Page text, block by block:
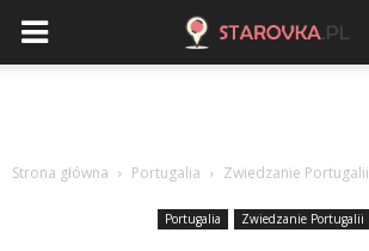
Strona główna Portugalia Zwiedzanie Portugalii
Portugalia Zwiedzanie Portugalii